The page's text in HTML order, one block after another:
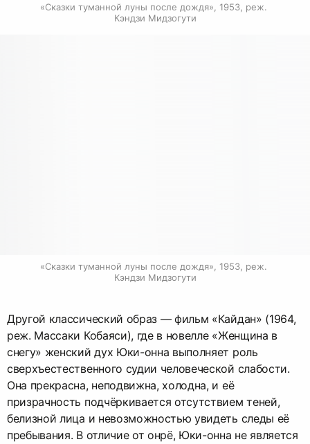
«Сказки туманной луны после дождя», 1953, реж.
Кэндзи Мидзогути
«Сказки туманной луны после дождя», 1953, реж.
Кэндзи Мидзогути
Другой классический образ — фильм «Кайдан» (1964,
реж. Массаки Кобаяси), где в новелле «Женщина в
снегу» женский дух Юки-онна выполняет роль
сверхъестественного судии человеческой слабости.
Она прекрасна, неподвижна, холодна, и её
призрачность подчёркивается отсутствием теней,
белизной лица и невозможностью увидеть следы её
пребывания. В отличие от онрё, Юки-онна не является